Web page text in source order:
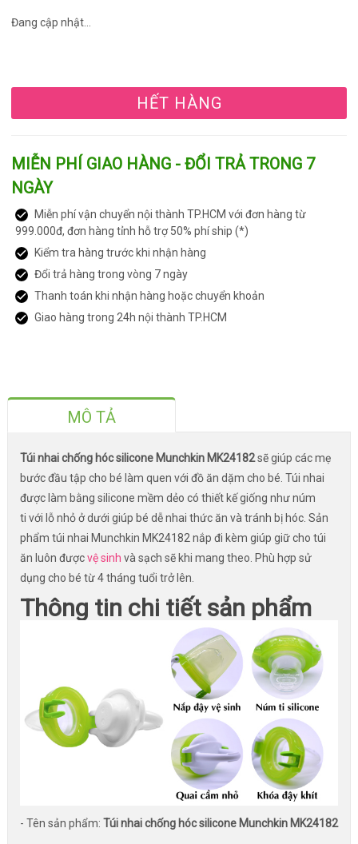
Đang cập nhật...
HẾT HÀNG
MIỄN PHÍ GIAO HÀNG - ĐỔI TRẢ TRONG 7
NGÀY
Miễn phí vận chuyển nội thành TP.HCM với đơn hàng từ
999.000đ, đơn hàng tỉnh hỗ trợ 50% phí ship (*)
Kiểm tra hàng trước khi nhận hàng
Đổi trả hàng trong vòng 7 ngày
Thanh toán khi nhận hàng hoặc chuyển khoản
Giao hàng trong 24h nội thành TP.HCM
MÔ TẢ
Túi nhai chống hóc silicone Munchkin MK24182sẽ giúp các mẹ
bước đầu tập cho bé làm quen với đồ ăn dặm cho bé. Túi nhai
được làm bằng silicone mềm dẻo có thiết kế giống như núm
ti với lỗ nhỏ ở dưới giúp bé dễ nhai thức ăn và tránh bị hóc. Sản
phẩm túi nhai Munchkin MK24182 nắp đi kèm giúp giữ cho túi
ăn luôn đượcvệ sinh và sạch sẽ khi mang theo. Phù hợp sử
dụng cho bé từ 4 tháng tuổi trở lên.
Thông tin chi tiết sản phẩm
- Tên sản phẩm: Túi nhai chống hóc silicone Munchkin MK24182